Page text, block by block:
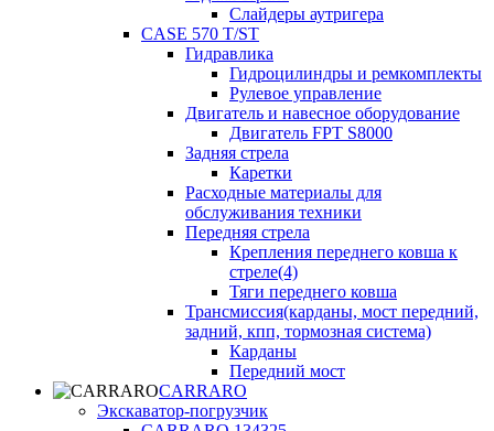
Слайдеры аутригера
CASE 570 T/ST
Гидравлика
Гидроцилиндры и ремкомплекты
Рулевое управление
Двигатель и навесное оборудование
Двигатель FPT S8000
Задняя стрела
Каретки
Расходные материалы для
обслуживания техники
Передняя стрела
Крепления переднего ковша к
стреле(4)
Тяги переднего ковша
Трансмиссия(карданы, мост передний,
задний, кпп, тормозная система)
Карданы
Передний мост
CARRARO
Экскаватор-погрузчик